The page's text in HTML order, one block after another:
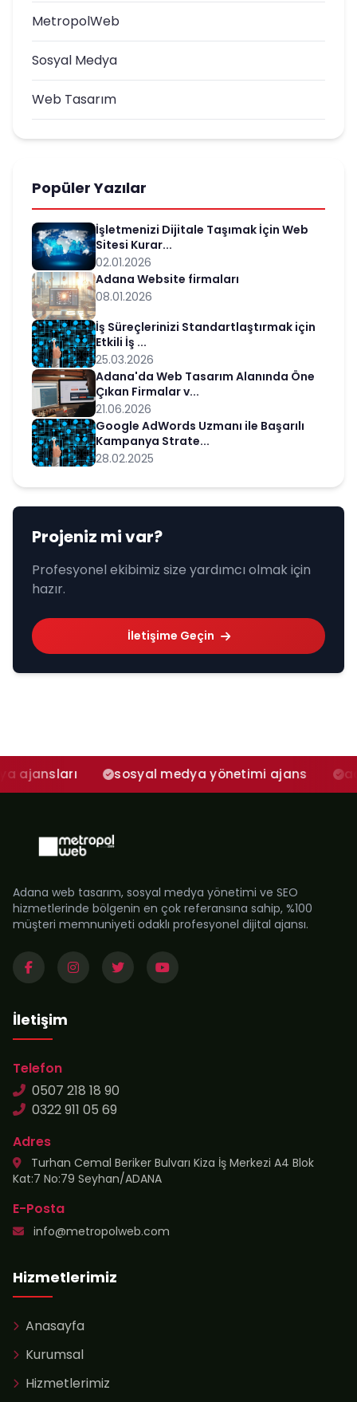
MetropolWeb
Sosyal Medya
Web Tasarım
Popüler Yazılar
İşletmenizi Dijitale Taşımak İçin Web
Sitesi Kurar...
02.01.2026
Adana Website firmaları
08.01.2026
İş Süreçlerinizi Standartlaştırmak için
Etkili İş ...
25.03.2026
Adana'da Web Tasarım Alanında Öne
Çıkan Firmalar v...
21.06.2026
Google AdWords Uzmanı ile Başarılı
Kampanya Strate...
28.02.2025
Projeniz mi var?
Profesyonel ekibimiz size yardımcı olmak için
hazır.
İletişime Geçin
sosyal medya yönetimi ajans adana
Adana web tasarım, sosyal medya yönetimi ve SEO
hizmetlerinde bölgenin en çok referansına sahip, %100
müşteri memnuniyeti odaklı profesyonel dijital ajansı.
İletişim
Telefon
0507 218 18 90
0322 911 05 69
Adres
Turhan Cemal Beriker Bulvarı Kiza İş Merkezi A4 Blok
Kat:7 No:79 Seyhan/ADANA
E-Posta
info@metropolweb.com
Hizmetlerimiz
Anasayfa
Kurumsal
Hizmetlerimiz